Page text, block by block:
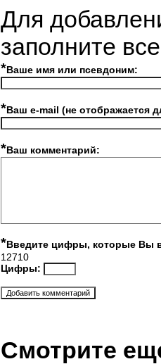
Для
заполните
*Ваше имя или псевдоним:
*Ваш e-mail (не отображается
*Ваш комментарий:
*Введите цифры, которые Вы
12710
Цифры:
Смотрите